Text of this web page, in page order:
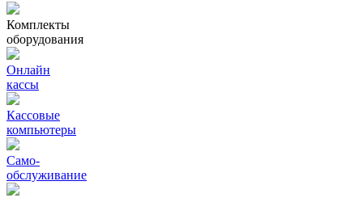
Комплекты
оборудования
Онлайн
кассы
Кассовые
компьютеры
Само-
обслуживание